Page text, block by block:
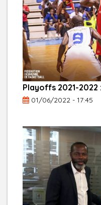
Playoffs 2021-2022
01/06/2022 - 17:45